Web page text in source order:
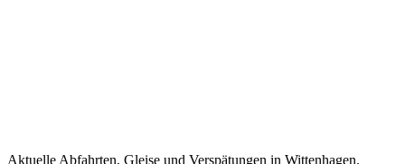
Aktuelle Abfahrten, Gleise und Verspätungen in Wittenhagen.